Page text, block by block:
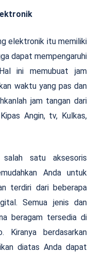
elektronik itu memiliki
dapat mempengaruhi
ini memubuat jam
waktu yang pas dan
jam tangan dari
Angin, tv, Kulkas,
satu aksesoris
Anda untuk
terdiri dari beberapa
Semua jenis dan
beragam tersedia di
Kiranya berdasarkan
diatas Anda dapat